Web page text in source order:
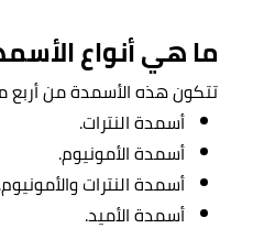
ما هي أنواع
تتكون هذه الأسمدة من أربع
أسمدة النترات.
أسمدة الأمونيوم.
أسمدة النترات والأمونيوم.
أسمدة الأميد.